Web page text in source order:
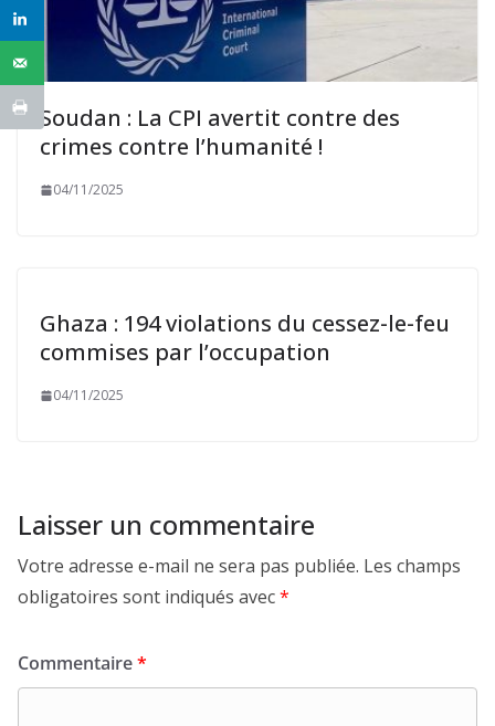
Soudan : La CPI avertit contre des
crimes contre l’humanité !
04/11/2025
Ghaza : 194 violations du cessez-le-feu
commises par l’occupation
04/11/2025
Laisser un commentaire
Votre adresse e-mail ne sera pas publiée. Les champs
obligatoires sont indiqués avec*
Commentaire*